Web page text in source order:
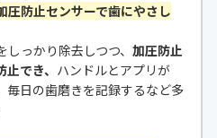
圧防止センサーで歯にやさし
っかり除去しつつ、 加圧防止
でき、 ハンドルとアプリが
日の歯磨きを記録するなど多